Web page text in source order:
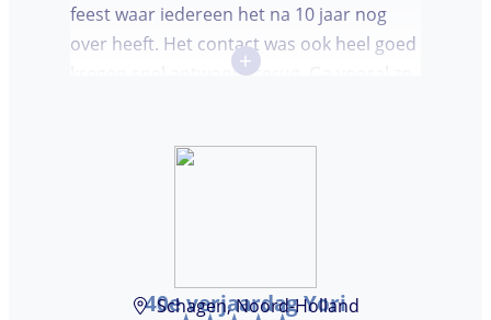
feest waar iedereen het na 10 jaar nog
over heeft. Het contact was ook heel goed
kregen snel antwoord terug. Ga vooral zo
+
40e verjaardag Yori
Schagen, Noord-Holland